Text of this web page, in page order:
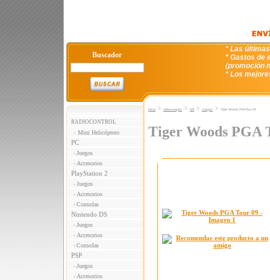
Buscador
* Las
* Gastos de
(promoción
* Los
RADIOCONTROL
- Mini Helicóptero
PC
- Juegos
- Accesorios
PlayStation 2
- Juegos
- Accesorios
- Consolas
Nintendo DS
- Juegos
- Accesorios
- Consolas
PSP
- Juegos
- Accesorios
Inicio > VideoJuegos > WII > Juegos > Tiger Woods PGA Tour 09
Tiger Woods PGA